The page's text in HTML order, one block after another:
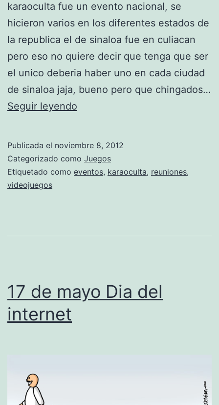
karaoculta fue un evento nacional, se
hicieron varios en los diferentes estados de
la republica el de sinaloa fue en culiacan
pero eso no quiere decir que tenga que ser
el unico deberia haber uno en cada ciudad
de sinaloa jaja, bueno pero que chingados…
Seguir leyendo
a
o
t
i
Publicada el noviembre 8, 2012
Categorizado como Juegos
Etiquetado como eventos, karaoculta, reuniones,
videojuegos
17 de mayo Dia del
internet